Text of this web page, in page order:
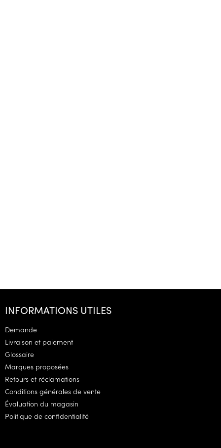
P
p
INFORMATIONS UTILES
Demande
Livraison et paiement
Glossaire
Marques proposées
Retours et réclamations
Conditions générales de vente
Évaluation du magasin
Politique de confidentialité